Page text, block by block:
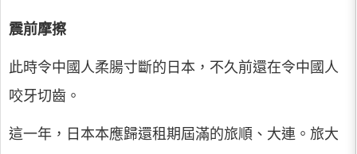
震前摩擦
此時令中國人柔腸寸斷的日本，不久前還在令中國人
咬牙切齒。
這一年，日本本應歸還租期屆滿的旅順、大連。旅大